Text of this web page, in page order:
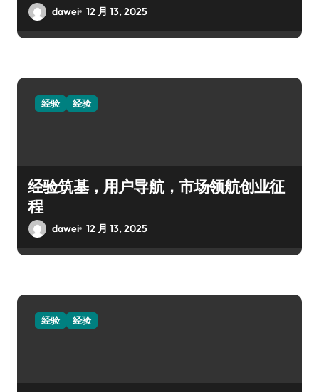
dawei 12 月 13, 2025
经验 经验
经验筑基，用户导航，市场领航创业征
程
dawei 12 月 13, 2025
经验 经验